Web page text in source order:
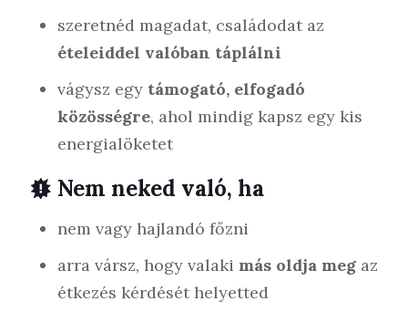
szeretnéd magadat, családodat az
ételeiddel valóban táplálni
vágysz egy támogató, elfogadó
közösségre, ahol mindig kapsz egy kis
energialöketet
Nem neked való, ha
nem vagy hajlandó főzni
arra vársz, hogy valaki más oldja meg az
étkezés kérdését helyetted